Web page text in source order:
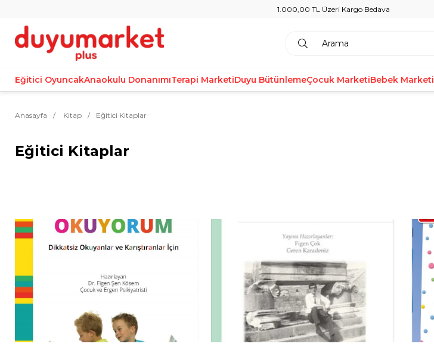
1.000,00 TL Üzeri Kargo Bedava
Eğitici OyuncakAnaokulu DonanımıTerapi MarketiDuyu BütünlemeÇocuk MarketiBebek Marketi
Anasayfa Kitap Eğitici Kitaplar
Eğitici Kitaplar